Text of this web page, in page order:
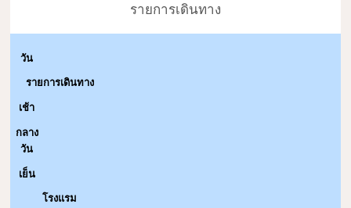
รายการเดินทาง
วัน
รายการเดินทาง
เช้า
กลาง
วัน
เย็น
โรงแรม